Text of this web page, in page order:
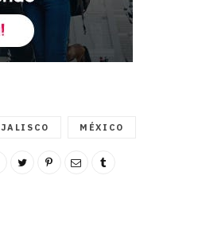
JALISCO MÉXICO